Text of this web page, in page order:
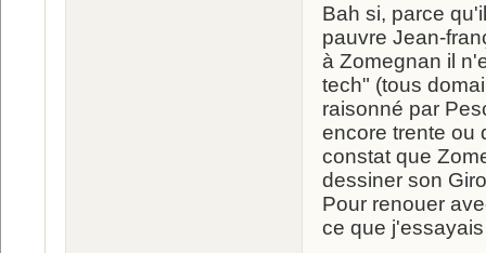
Bah si, parce
pauvre Jean-
à Zomegnan il
tech" (tous
raisonné par
encore trente ou
constat que
dessiner son
Pour renouer
ce que